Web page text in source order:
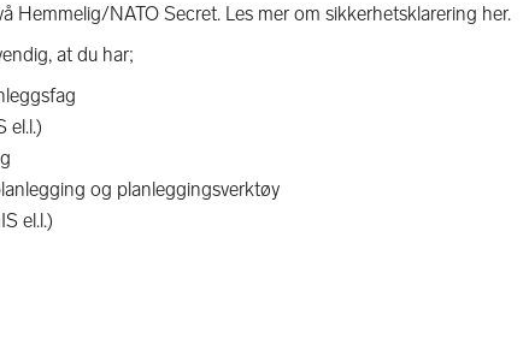
Hemmelig/NATO Secret. Les mer om sikkerhetsklarering her.
at du har;
el.l.)
og planleggingsverktøy
el.l.)